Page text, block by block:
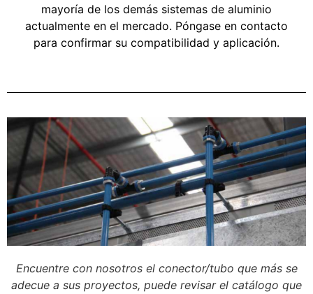
mayoría de los demás sistemas de aluminio
actualmente en el mercado. Póngase en contacto
para confirmar su compatibilidad y aplicación.
Encuentre con nosotros el conector/tubo que más se
adecue a sus proyectos, puede revisar el catálogo que